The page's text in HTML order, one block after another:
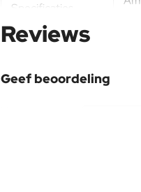
Specificaties
Materiaal
Aluminium
Reviews
Geef beoordeling